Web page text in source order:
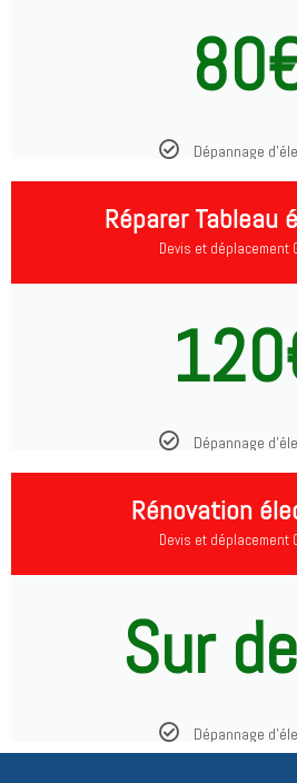
Dépannage
Réparer Tableau
Devis et déplacement
Dépannage
Rénovation
Devis et déplacement
Sur
Dépannage